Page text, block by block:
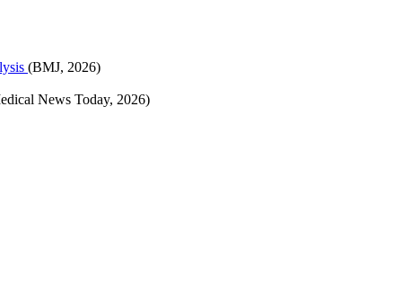
(BMJ, 2026)
News Today, 2026)